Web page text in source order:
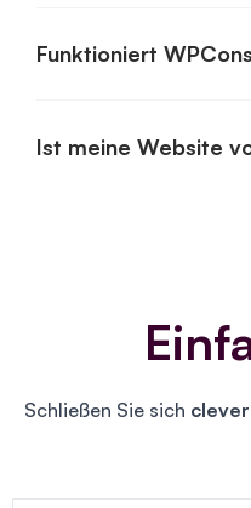
Funktioniert
Ist meine Website
Schließen Sie sich